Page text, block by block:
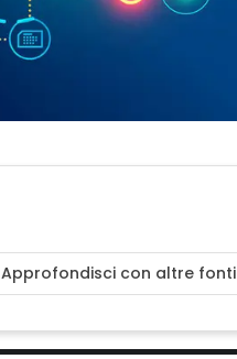
Approfondisci con altre fonti